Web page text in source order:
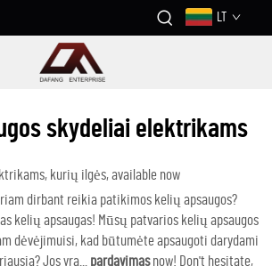
LT
skydeliai elektrikams
kurių ilgės, available now
dirbant reikia patikimos kelių apsaugos?
kelių apsaugas! Mūsų patvarios kelių apsaugos
dėvėjimuisi, kad būtumėte apsaugoti darydami
Jos yra... pardavimasnow! Don't hesitate,